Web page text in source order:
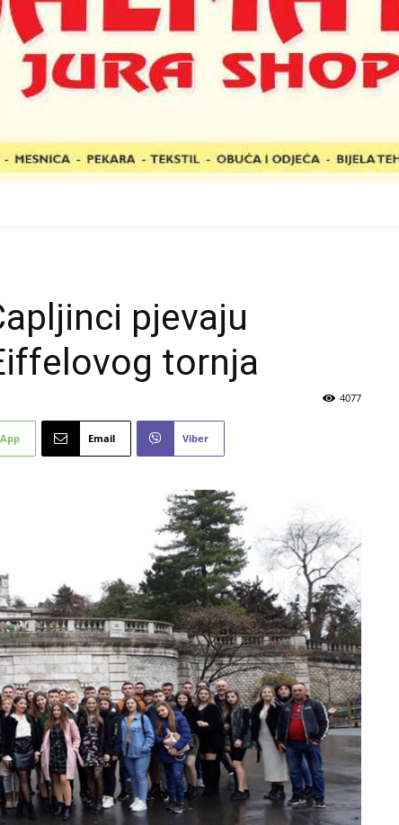
pjevaju
tornja
4077
Email Viber
PROMO
Eicom zapošljava: Pogledajte
detalje natječaja
5 kolovoza, 2026